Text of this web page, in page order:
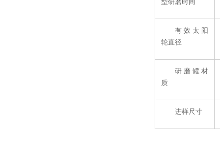
型研磨时间
有效太阳
轮直径
研磨罐材
质
进样尺寸